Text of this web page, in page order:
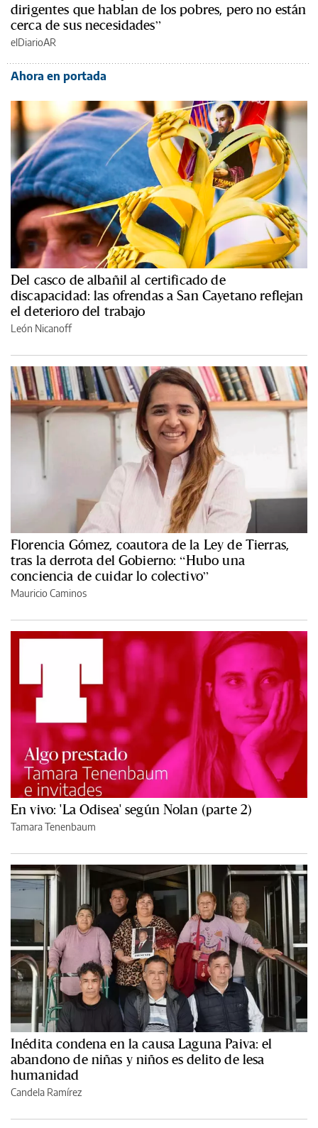
dirigentes que hablan de los pobres, pero no están
cerca de sus necesidades”
elDiarioAR
Ahora en portada
Del casco de albañil al certificado de
discapacidad: las ofrendas a San Cayetano reflejan
el deterioro del trabajo
León Nicanoff
Florencia Gómez, coautora de la Ley de Tierras,
tras la derrota del Gobierno: “Hubo una
conciencia de cuidar lo colectivo”
Mauricio Caminos
En vivo: 'La Odisea' según Nolan (parte 2)
Tamara Tenenbaum
Inédita condena en la causa Laguna Paiva: el
abandono de niñas y niños es delito de lesa
humanidad
Candela Ramírez